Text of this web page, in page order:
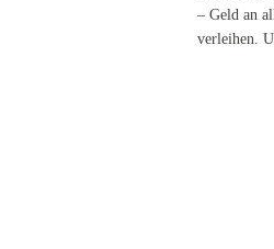
– Geld an
verleihen.